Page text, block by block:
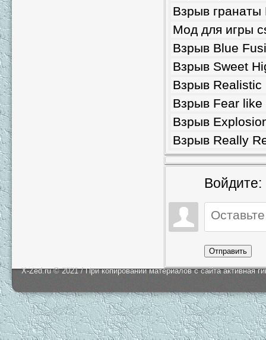
Взрыв гранаты
Мод для игры
Взрыв Blue
Взрыв Sweet
Взрыв Realistic
Взрыв Fear
Взрыв
Взрыв Really
Войдите:
Отправить
X-Zed.ru © 2021 / При копировании материалов с сайта активная